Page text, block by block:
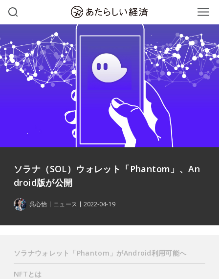
ソラナ（SOL）ウォレット「Phantom」、An
droid版が公開
呉心怡 ニュース 2022-04-19
ソラナウォレット「Phantom」がAndroid利用可能へ
NFTとは